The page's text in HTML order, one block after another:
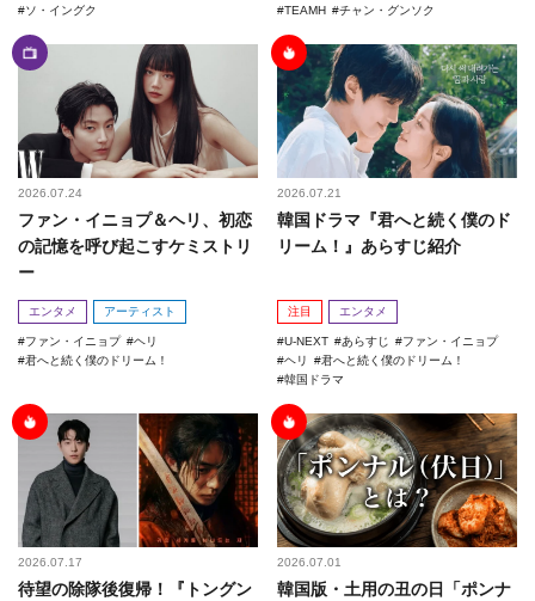
ソ・イングク TEAMH チャン・グンソク
2026.07.24
ファン・イニョプ＆ヘリ、初恋
の記憶を呼び起こすケミストリ
ー
エンタメ アーティスト
ファン・イニョプ
ヘリ
君へと続く僕のドリーム！
2026.07.21
韓国ドラマ『君へと続く僕のド
リーム！』あらすじ紹介
注目 エンタメ
U-NEXT あらすじ
ファン・イニョプ
ヘリ
君へと続く僕のドリーム！
韓国ドラマ
2026.07.17
待望の除隊後復帰！『トングン
2026.07.01
韓国版・土用の丑の日「ポンナ